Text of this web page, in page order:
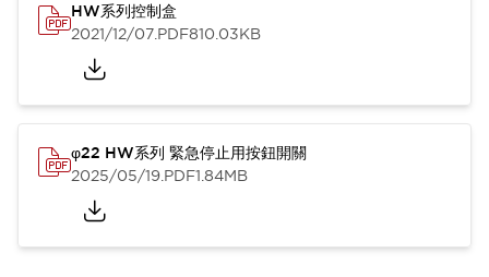
HW系列控制盒
2021/12/07.PDF810.03KB
φ22 HW系列 緊急停止用按鈕開關
2025/05/19.PDF1.84MB